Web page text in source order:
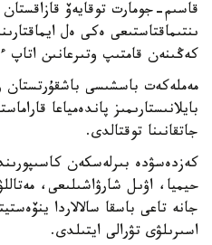
قاسىم-جومارت توقايەۆ
ىنتىماقتاستىعى ەكى ەل
كەڭىنەن قامتىپ وتىرعانىن اتاپ
مەملەكەت باسشىسى
بايلانىستارىمىز پاندەمياعا
جاتقانىنا توقتالدى.
كەزدەسۋدە بىرلەسكەن
حيميا، اۋىل شارۋاشىلىعى،
جانە تاعى باسقا سالالاردا
اسىرىلۋى تۋرالى ايتىلدى.